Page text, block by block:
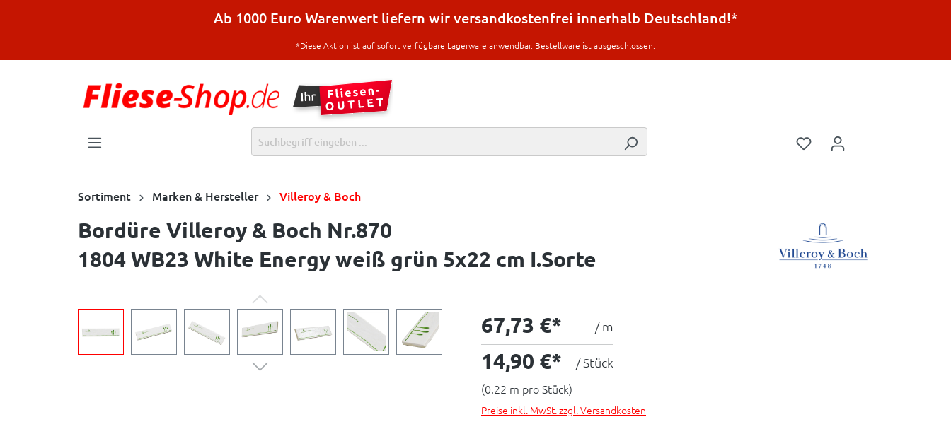
Ab 1000 Euro Warenwert liefern wir versandkostenfrei innerhalb Deutschland!*
*Diese Aktion ist auf sofort verfügbare Lagerware anwendbar. Bestellware ist ausgeschlossen.
Sortiment Marken & Hersteller Villeroy & Boch
Bordüre Villeroy & Boch Nr.870
1804 WB23 White Energy weiß grün 5x22 cm I.Sorte
67,73 €* / m
14,90 €* / Stück
(0.22 m pro Stück)
Preise inkl. MwSt. zzgl. Versandkosten